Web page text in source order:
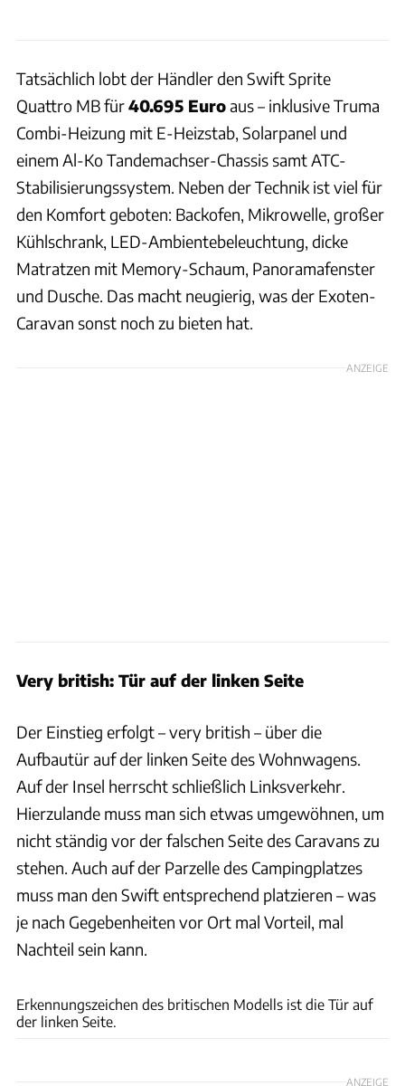
Tatsächlich lobt der Händler den Swift Sprite
Quattro MB für40.695 Euroaus – inklusive Truma
Combi-Heizung mit E-Heizstab, Solarpanel und
einem Al-Ko Tandemachser-Chassis samt ATC-
Stabilisierungssystem. Neben der Technik ist viel für
den Komfort geboten: Backofen, Mikrowelle, großer
Kühlschrank, LED-Ambientebeleuchtung, dicke
Matratzen mit Memory-Schaum, Panoramafenster
und Dusche. Das macht neugierig, was der Exoten-
Caravan sonst noch zu bieten hat.
ANZEIGE
Very british: Tür auf der linken Seite
Der Einstieg erfolgt – very british – über die
Aufbautür auf der linken Seite des Wohnwagens.
Auf der Insel herrscht schließlich Linksverkehr.
Hierzulande muss man sich etwas umgewöhnen, um
nicht ständig vor der falschen Seite des Caravans zu
stehen. Auch auf der Parzelle des Campingplatzes
muss man den Swift entsprechend platzieren – was
je nach Gegebenheiten vor Ort mal Vorteil, mal
Nachteil sein kann.
Erkennungszeichen des britischen Modells ist die Tür auf
der linken Seite.
ANZEIGE